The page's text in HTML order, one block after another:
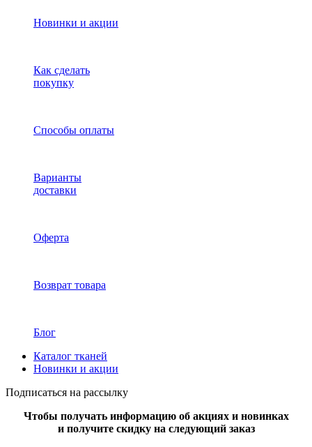
Новинки и акции
Как сделать
покупку
Способы оплаты
Варианты
доставки
Оферта
Возврат товара
Блог
Каталог тканей
Новинки и акции
Подписаться на рассылку
Чтобы получать информацию об акциях и новинках
и получите скидку на следующий заказ